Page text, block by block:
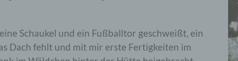
Schaukel und ein Fußballtor geschweißt, ein
Dach fehlt und mit mir erste Fertigkeiten im
Profiling ist jede Art der automatisierten Verarbeitung
personenbezogener Daten, die darin besteht, dass diese
personenbezogenen Daten verwendet werden, um